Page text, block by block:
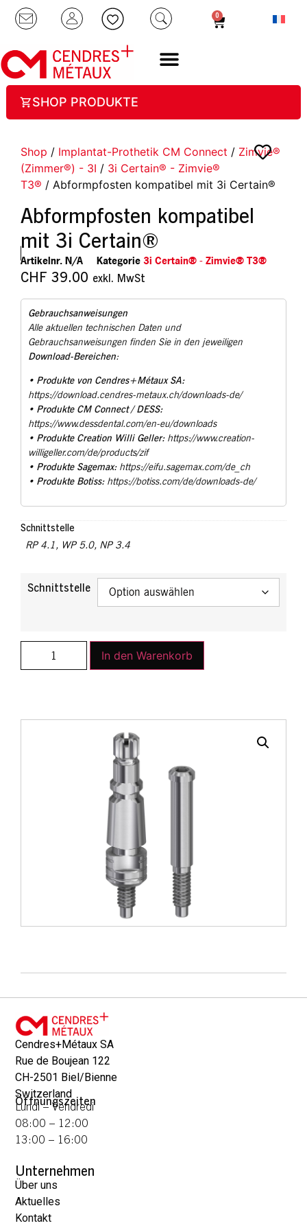
0
SHOP PRODUKTE
Shop / Implantat-Prothetik CM Connect / Zimvie®
(Zimmer®) - 3I / 3i Certain® - Zimvie®
T3® / Abformpfosten kompatibel mit 3i Certain®
Abformpfosten kompatibel
mit 3i Certain®
Artikelnr. N/A Kategorie 3i Certain® - Zimvie® T3®
CHF 39.00 exkl. MwSt
Gebrauchsanweisungen
Alle aktuellen technischen Daten und
Gebrauchsanweisungen finden Sie in den jeweiligen
Download-Bereichen:
• Produkte von Cendres+Métaux SA:
https://download.cendres-metaux.ch/downloads-de/
• Produkte CM Connect / DESS:
https://www.dessdental.com/en-eu/downloads
• Produkte Creation Willi Geller: https://www.creation-
willigeller.com/de/products/zif
• Produkte Sagemax: https://eifu.sagemax.com/de_ch
• Produkte Botiss: https://botiss.com/de/downloads-de/
Schnittstelle
RP 4.1, WP 5.0, NP 3.4
Schnittstelle
In den Warenkorb
Cendres+Métaux SA
Rue de Boujean 122
CH-2501 Biel/Bienne
Switzerland
Öffnungszeiten
Lundi – Vendredi
08:00 – 12:00
13:00 – 16:00
Unternehmen
Über uns
Aktuelles
Kontakt